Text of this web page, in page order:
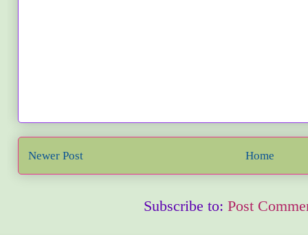
Newer Post Home
Subscribe to: Post